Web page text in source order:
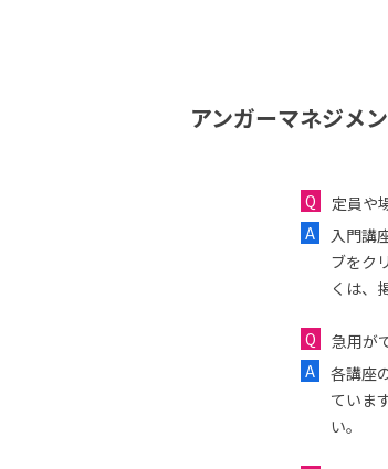
アンガーマネジメ
定員や
入門講
ブをク
くは、
急用が
各講座
ていま
い。